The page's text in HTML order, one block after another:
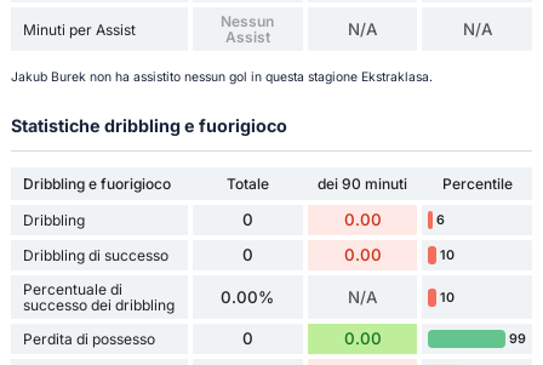
Minuti per Assist
Nessun
Assist
N/A N/A
Jakub Burek non ha assistito nessun gol in questa stagione Ekstraklasa.
Statistiche dribbling e fuorigioco
Dribbling e fuorigioco Totale dei 90 minuti
Percentile
Dribbling
0 0.00 6
Dribbling di successo 0 0.00 10
Percentuale di
successo dei dribbling
0.00% N/A 10
Perdita di possesso 0 0.00 99